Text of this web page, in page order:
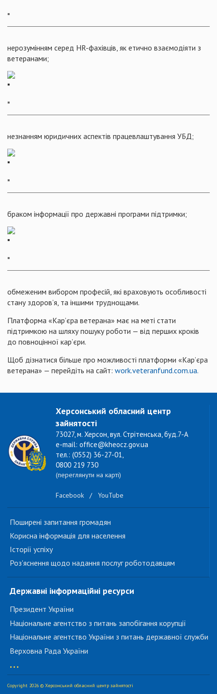
▪️
нерозумінням серед HR-фахівців, як етично взаємодіяти з
ветеранами;
▪️
незнанням юридичних аспектів працевлаштування УБД;
▪️
браком інформації про державні програми підтримки;
▪️
обмеженим вибором професій, які враховують особливості
стану здоров’я, та іншими труднощами.
Платформа «Кар’єра ветерана» має на меті стати
підтримкою на шляху пошуку роботи — від перших кроків
до повноцінної кар’єри.
Щоб дізнатися більше про можливості платформи «Кар’єра
ветерана» — перейдіть на сайт: work.veteranfund.com.ua.
Херсонський обласний центр
зайнятості
73027, м. Херсон, вул. Стрітенська, буд.7-А
e-mail: office@kheocz.gov.ua
тел.: (0552) 36-27-01,
0800 219 730
(переглянути на карті)
Facebook / YouTube
Поширені запитання громадян
Корисна інформація для населення
Історії успіху
Роз'яснення щодо надання послуг роботодавцям
Державні інформаційні ресурси
Президент України
Національне агентство з питань запобігання корупції
Національне агентство України з питань державної служби
Верховна Рада України
...
Copyright 2026 © Херсонський обласний центр зайнятості